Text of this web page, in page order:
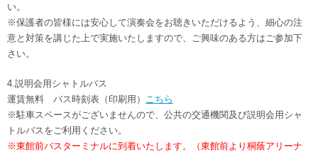
い。
※保護者の皆様には安心して演奏会をお聴きいただけるよう、細心の注
意と対策を講じた上で実施いたしますので、ご興味のある方はご参加下
さい。
4.説明会用シャトルバス
運賃無料 バス時刻表（印刷用） こちら
※駐車スペースがございませんので、公共の交通機関及び説明会用シャ
トルバスをご利用ください。
※東館前バスターミナルに到着いたします。（東館前より桐蔭アリーナ